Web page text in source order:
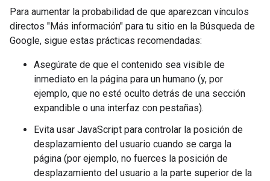
Para aumentar la probabilidad de que aparezcan vínculos
directos "Más información" para tu sitio en la Búsqueda de
Google, sigue estas prácticas recomendadas:
Asegúrate de que el contenido sea visible de
inmediato en la página para un humano (y, por
ejemplo, que no esté oculto detrás de una sección
expandible o una interfaz con pestañas).
Evita usar JavaScript para controlar la posición de
desplazamiento del usuario cuando se carga la
página (por ejemplo, no fuerces la posición de
desplazamiento del usuario a la parte superior de la